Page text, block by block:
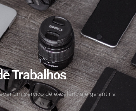
Trabalhos
um serviço de excelência e garantir a